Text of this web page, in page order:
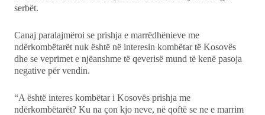
serbët.
Canaj paralajmëroi se prishja e marrëdhënieve me
ndërkombëtarët nuk është në interesin kombëtar të Kosovës
dhe se veprimet e njëanshme të qeverisë mund të kenë pasoja
negative për vendin.
“A është interes kombëtar i Kosovës prishja me
ndërkombëtarët? Ku na çon kjo neve, në qoftë se ne e marrim